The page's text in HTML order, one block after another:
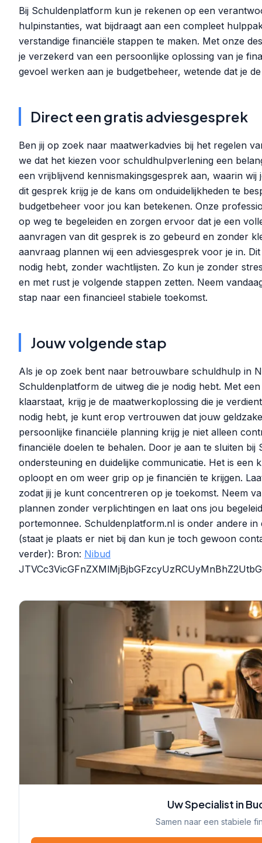
Bij Schuldenplatform kun je rekenen op een
hulpinstanties, wat bijdraagt aan een compleet
verstandige financiële stappen te maken. Met onze
je verzekerd van een persoonlijke oplossing van je
gevoel werken aan je budgetbeheer, wetende dat je
Direct een gratis adviesgesprek
Ben jij op zoek naar maatwerkadvies bij het regelen
we dat het kiezen voor schuldhulpverlening een
een vrijblijvend kennismakingsgesprek aan, waarin
dit gesprek krijg je de kans om onduidelijkheden te
budgetbeheer voor jou kan betekenen. Onze
op weg te begeleiden en zorgen ervoor dat je een
aanvragen van dit gesprek is zo gebeurd en zonder
aanvraag plannen wij een adviesgesprek voor je in.
nodig hebt, zonder wachtlijsten. Zo kun je zonder
en met rust je volgende stappen zetten. Neem
stap naar een financieel stabiele toekomst.
Jouw volgende stap
Als je op zoek bent naar betrouwbare schuldhulp in
Schuldenplatform de uitweg die je nodig hebt. Met
klaarstaat, krijg je de maatwerkoplossing die je
nodig hebt, je kunt erop vertrouwen dat jouw
persoonlijke financiële planning krijg je niet alleen
financiële doelen te behalen. Door je aan te sluiten
ondersteuning en duidelijke communicatie. Het is een
oploopt en om weer grip op je financiën te krijgen.
zodat jij je kunt concentreren op je toekomst. Neem
plannen zonder verplichtingen en laat ons jou
portemonnee. Schuldenplatform.nl is onder andere in
(staat je plaats er niet bij dan kun je toch gewoon
verder): Bron: Nibud
Uw Specialist in
Samen naar een stabiele